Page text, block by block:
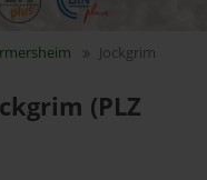
Jockgrim
(PLZ